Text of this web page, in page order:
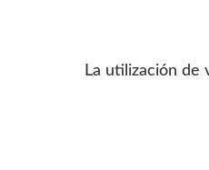
La utilización de